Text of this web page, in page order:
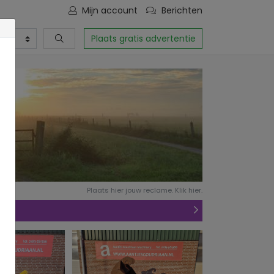
Berichten
Mijn account
Plaats gratis advertentie
Plaats hier jouw reclame. Klik hier.